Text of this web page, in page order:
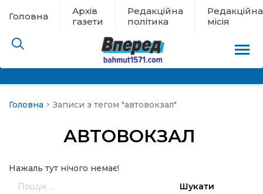
Головна
Архів
газети
Редакційна
політика
Редакційна
місія
евакуації
Головна Записи з тегом "автовокзал"
АВТОВОКЗАЛ
Нажаль тут нічого немає!